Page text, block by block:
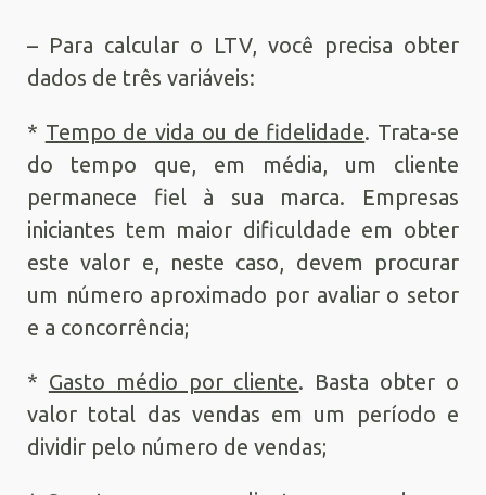
– Para calcular o LTV, você precisa obter
dados de três variáveis:
* Tempo de vida ou de fidelidade. Trata-se
do tempo que, em média, um cliente
permanece fiel à sua marca. Empresas
iniciantes tem maior dificuldade em obter
este valor e, neste caso, devem procurar
um número aproximado por avaliar o setor
e a concorrência;
* Gasto médio por cliente. Basta obter o
valor total das vendas em um período e
dividir pelo número de vendas;